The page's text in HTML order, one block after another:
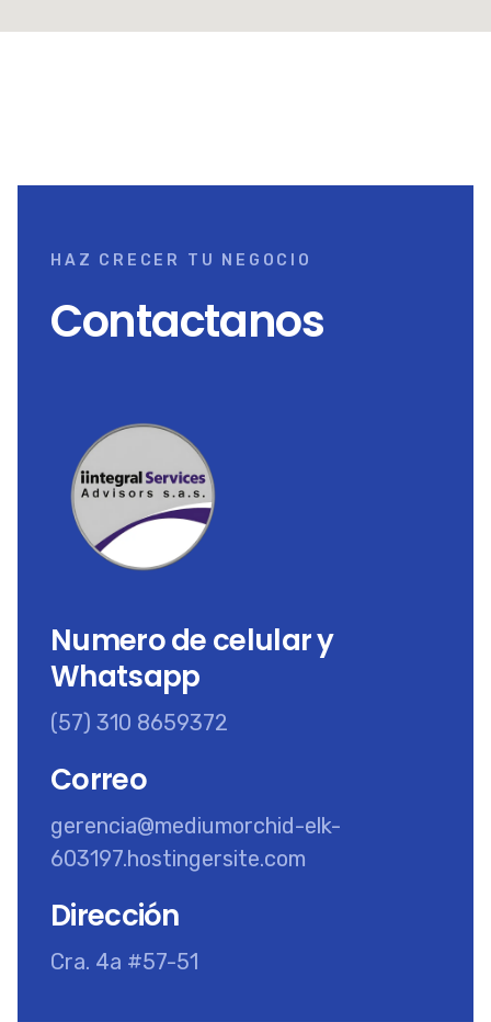
HAZ CRECER TU NEGOCIO
Contactanos
Numero de celular y
Whatsapp
(57) 310 8659372
Correo
gerencia@mediumorchid-elk-
603197.hostingersite.com
Dirección
Cra. 4a #57-51